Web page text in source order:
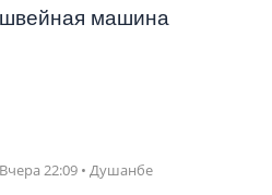
швейная машина
Вчера 22:09 • Душанбе